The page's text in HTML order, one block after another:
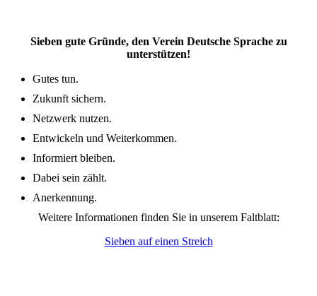
Sieben gute Gründe, den Verein Deutsche Sprache zu
unterstützen!
Gutes tun.
Zukunft sichern.
Netzwerk nutzen.
Entwickeln und Weiterkommen.
Informiert bleiben.
Dabei sein zählt.
Anerkennung.
Weitere Informationen finden Sie in unserem Faltblatt:
Sieben auf einen Streich